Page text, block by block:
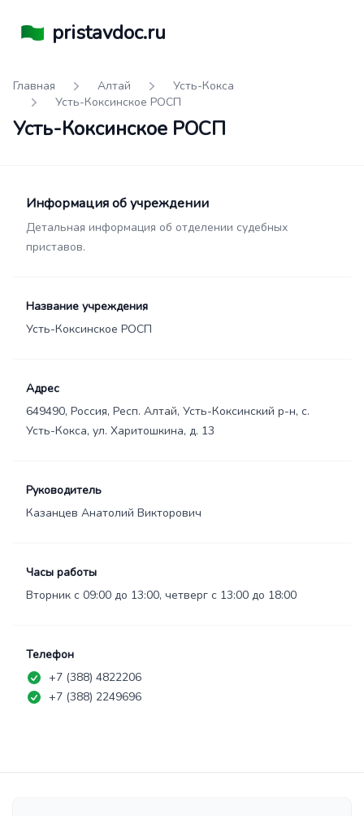
pristavdoc.ru
Главная Алтай
Усть-Кокса
Усть-Коксинское РОСП
Усть-Коксинское РОСП
Информация об учреждении
Детальная информация об отделении судебных
приставов.
Название учреждения
Усть-Коксинское РОСП
Адрес
649490, Россия, Респ. Алтай, Усть-Коксинский р-н, с.
Усть-Кокса, ул. Харитошкина, д. 13
Руководитель
Казанцев Анатолий Викторович
Часы работы
Вторник с 09:00 до 13:00, четверг с 13:00 до 18:00
Телефон
+7 (388) 4822206
+7 (388) 2249696